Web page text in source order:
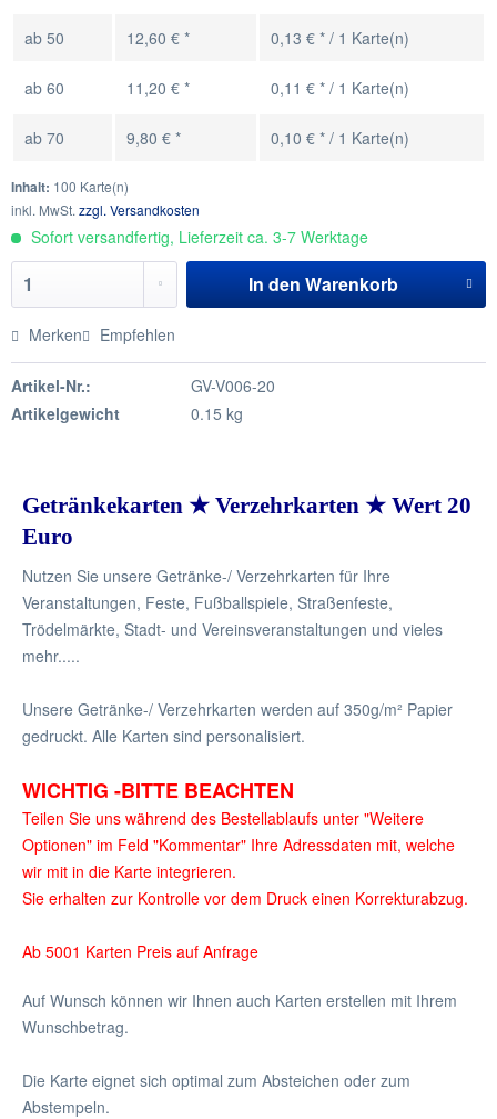
ab 50 12,60 € * 0,13 € * / 1 Karte(n)
ab 60 11,20 € * 0,11 € * / 1 Karte(n)
ab 70 9,80 € * 0,10 € * / 1 Karte(n)
Inhalt: 100 Karte(n)
inkl. MwSt. zzgl. Versandkosten
Sofort versandfertig, Lieferzeit ca. 3-7 Werktage
In den Warenkorb
Merken Empfehlen
Artikel-Nr.:
GV-V006-20
Artikelgewicht
0.15 kg
Getränkekarten ★ Verzehrkarten ★ Wert 20
Euro
Nutzen Sie unsere Getränke-/ Verzehrkarten für Ihre
Veranstaltungen, Feste, Fußballspiele, Straßenfeste,
Trödelmärkte, Stadt- und Vereinsveranstaltungen und vieles
mehr.....
Unsere Getränke-/ Verzehrkarten werden auf 350g/m² Papier
gedruckt. Alle Karten sind personalisiert.
WICHTIG -BITTE BEACHTEN
Teilen Sie uns während des Bestellablaufs unter "Weitere
Optionen" im Feld "Kommentar" Ihre Adressdaten mit, welche
wir mit in die Karte integrieren.
Sie erhalten zur Kontrolle vor dem Druck einen Korrekturabzug.
Ab 5001 Karten Preis auf Anfrage
Auf Wunsch können wir Ihnen auch Karten erstellen mit Ihrem
Wunschbetrag.
Die Karte eignet sich optimal zum Absteichen oder zum
Abstempeln.